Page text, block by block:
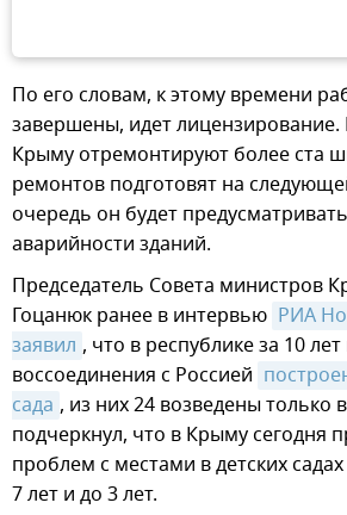
По его словам, к этому времени
завершены, идет лицензирование.
Крыму отремонтируют более ста
ремонтов подготовят на
очередь он будет
аварийности зданий.
Председатель Совета министров
Гоцанюк ранее в интервью РИА
заявил , что в республике за 10
воссоединения с Россией
сада , из них 24 возведены только
подчеркнул, что в Крыму сегодня
проблем с местами в детских
7 лет и до 3 лет.